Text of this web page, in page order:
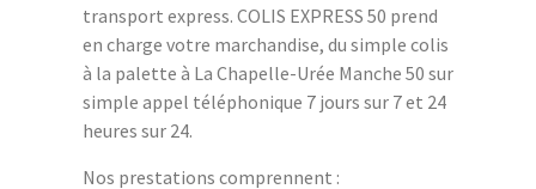
transport express. COLIS EXPRESS 50 prend
en charge votre marchandise, du simple colis
à la palette à La Chapelle-Urée Manche 50 sur
simple appel téléphonique 7 jours sur 7 et 24
heures sur 24.
Nos prestations comprennent :